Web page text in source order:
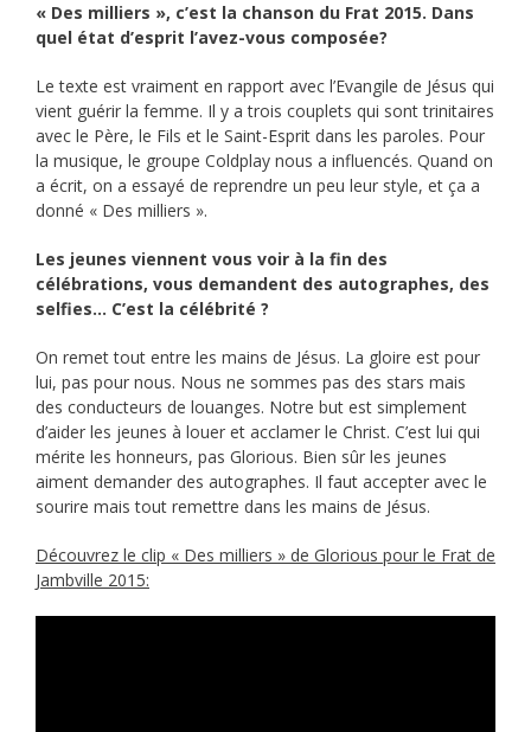
« Des milliers », c’est la chanson du Frat 2015. Dans
quel état d’esprit l’avez-vous composée?
Le texte est vraiment en rapport avec l’Evangile de Jésus qui
vient guérir la femme. Il y a trois couplets qui sont trinitaires
avec le Père, le Fils et le Saint-Esprit dans les paroles. Pour
la musique, le groupe Coldplay nous a influencés. Quand on
a écrit, on a essayé de reprendre un peu leur style, et ça a
donné « Des milliers ».
Les jeunes viennent vous voir à la fin des
célébrations, vous demandent des autographes, des
selfies… C’est la célébrité ?
On remet tout entre les mains de Jésus. La gloire est pour
lui, pas pour nous. Nous ne sommes pas des stars mais
des conducteurs de louanges. Notre but est simplement
d’aider les jeunes à louer et acclamer le Christ. C’est lui qui
mérite les honneurs, pas Glorious. Bien sûr les jeunes
aiment demander des autographes. Il faut accepter avec le
sourire mais tout remettre dans les mains de Jésus.
Découvrez le clip « Des milliers » de Glorious pour le Frat de
Jambville 2015: